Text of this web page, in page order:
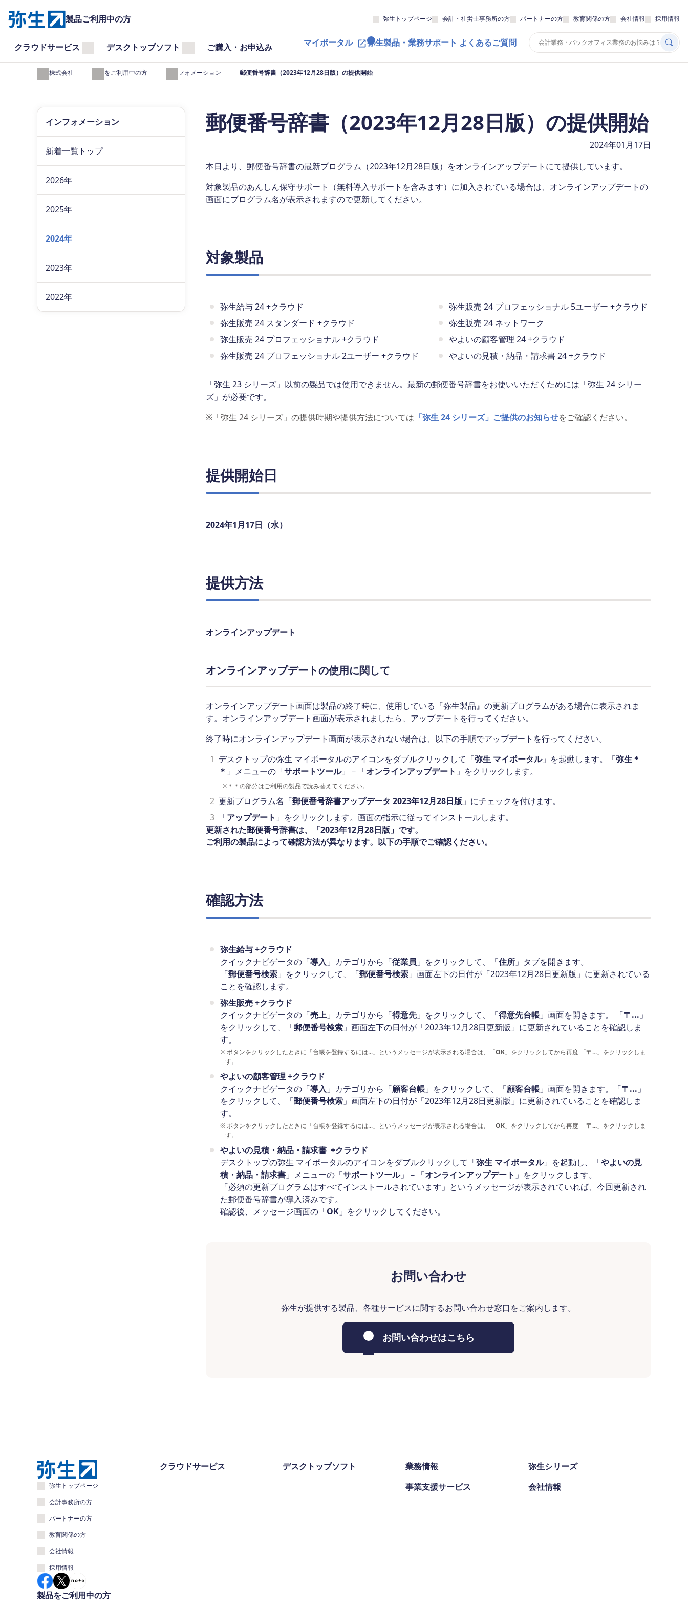
製品ご利用中の方 弥生トップページ 会計・社労士事務所の方 パートナーの方 教育関係の方 会社情報 採用情報
クラウドサービス デスクトップソフト ご購入・お申込み マイポータル 弥生製品・業務サポート よくあるご質問
弥生株式会社 製品をご利用中の方 インフォメーション 郵便番号辞書（2023年12月28日版）の提供開始
郵便番号辞書（2023年12月28日版）の提供開始
2024年01月17日
本日より、郵便番号辞書の最新プログラム（2023年12月28日版）をオンラインアップデートにて提供しています。
対象製品のあんしん保守サポート（無料導入サポートを含みます）に加入されている場合は、オンラインアップデートの
画面にプログラム名が表示されますので更新してください。
対象製品
弥生給与 24 +クラウド
弥生販売 24 スタンダード +クラウド
弥生販売 24 プロフェッショナル +クラウド
弥生販売 24 プロフェッショナル 2ユーザー +クラウド
弥生販売 24 プロフェッショナル 5ユーザー +クラウド
弥生販売 24 ネットワーク
やよいの顧客管理 24 +クラウド
やよいの見積・納品・請求書 24 +クラウド
「弥生 23 シリーズ」以前の製品では使用できません。最新の郵便番号辞書をお使いいただくためには「弥生 24 シリー
ズ」が必要です。
※ 「弥生 24 シリーズ」の提供時期や提供方法については 「弥生 24 シリーズ」ご提供のお知らせをご確認ください。
提供開始日
2024年1月17日（水）
提供方法
オンラインアップデート
オンラインアップデートの使用に関して
オンラインアップデート画面は製品の終了時に、使用している『弥生製品』の更新プログラムがある場合に表示されま
す。オンラインアップデート画面が表示されましたら、アップデートを行ってください。
終了時にオンラインアップデート画面が表示されない場合は、以下の手順でアップデートを行ってください。
1 デスクトップの弥生 マイポータルのアイコンをダブルクリックして「弥生 マイポータル」を起動します。「弥生＊
＊ 」メニューの「サポートツール」－「オンラインアップデート 」をクリックします。
※＊＊の部分はご利用の製品で読み替えてください。
2 更新プログラム名「郵便番号辞書アップデータ 2023年12月28日版 」にチェックを付けます。
3
「アップデート 」をクリックします。画面の指示に従ってインストールします。
更新された郵便番号辞書は、「2023年12月28日版」です。
ご利用の製品によって確認方法が異なります。以下の手順でご確認ください。
確認方法
弥生給与 +クラウド
クイックナビゲータの「導入 」カテゴリから「従業員 」をクリックして、「住所 」タブを開きます。
「郵便番号検索 」をクリックして、「郵便番号検索 」画面左下の日付が「2023年12月28日更新版」に更新されている
ことを確認します。
弥生販売 +クラウド
クイックナビゲータの「売上 」カテゴリから「得意先」をクリックして、「得意先台帳 」画面を開きます。 「〒... 」
をクリックして、「郵便番号検索 」画面左下の日付が「2023年12月28日更新版」に更新されていることを確認しま
す。
※ボタンをクリックしたときに「台帳を登録するには...」というメッセージが表示される場合は、「OK 」をクリックしてから再度 「〒... 」をクリックしま
す。
やよいの顧客管理 +クラウド
クイックナビゲータの「導入 」カテゴリから「顧客台帳 」をクリックして、「顧客台帳 」画面を開きます。「〒... 」
をクリックして、「郵便番号検索 」画面左下の日付が「2023年12月28日更新版」に更新されていることを確認しま
す。
※ボタンをクリックしたときに「台帳を登録するには...」というメッセージが表示される場合は、「OK 」をクリックしてから再度 「〒... 」をクリックしま
す。
やよいの見積・納品・請求書 +クラウド
デスクトップの弥生 マイポータルのアイコンをダブルクリックして「弥生 マイポータル」を起動し、「やよいの見
積・納品・請求書 」メニューの「サポートツール」－「オンラインアップデート 」をクリックします。
「必須の更新プログラムはすべてインストールされています」というメッセージが表示されていれば、今回更新され
た郵便番号辞書が導入済みです。
確認後、メッセージ画面の「OK 」をクリックしてください。
お問い合わせ
弥生が提供する製品、各種サービスに関するお問い合わせ窓口をご案内します。
お問い合わせはこちら
インフォメーション
新着一覧トップ
2026年
2025年
2024年
2023年
2022年
弥生トップページ
会計事務所の方
パートナーの方
教育関係の方
会社情報
採用情報
製品をご利用中の方
クラウドサービス デスクトップソフト
業務情報
事業支援サービス
弥生シリーズ
会社情報